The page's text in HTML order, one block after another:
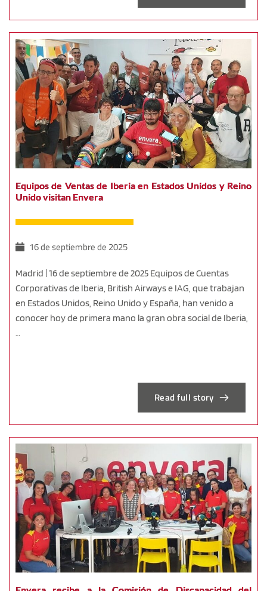
Equipos de Ventas de Iberia en Estados Unidos y Reino
Unido visitan Envera
16 de septiembre de 2025
Madrid | 16 de septiembre de 2025 Equipos de Cuentas
Corporativas de Iberia, British Airways e IAG, que trabajan
en Estados Unidos, Reino Unido y España, han venido a
conocer hoy de primera mano la gran obra social de Iberia,
…
Read full story